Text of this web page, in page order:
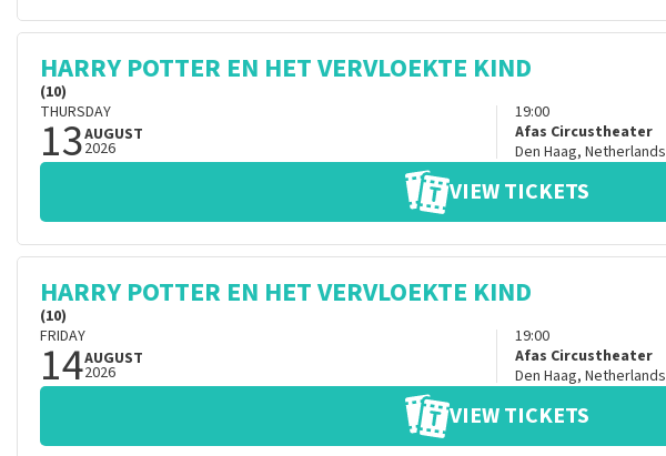
HARRY POTTER EN HET VERVLOEKTE KIND
(10)
THURSDAY
13AUGUST
2026
19:00
Afas Circustheater
Den Haag, Netherlands
VIEW TICKETS
HARRY POTTER EN HET VERVLOEKTE KIND
(10)
FRIDAY
14AUGUST
2026
19:00
Afas Circustheater
Den Haag, Netherlands
VIEW TICKETS